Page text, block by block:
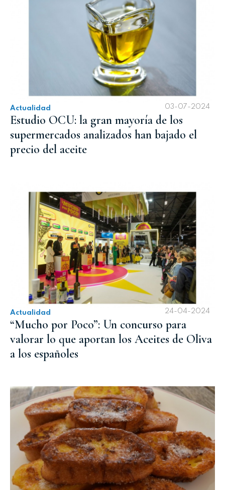
Actualidad 03-07-2024
Estudio OCU: la gran mayoría de los
supermercados analizados han bajado el
precio del aceite
Actualidad 24-04-2024
“Mucho por Poco”: Un concurso para
valorar lo que aportan los Aceites de Oliva
a los españoles